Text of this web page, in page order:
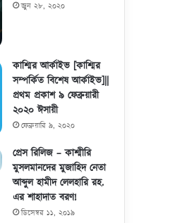
জুন ২৮, ২০২০
কাশ্মির আর্কাইভ [কাশ্মির
সম্পর্কিত বিশেষ আর্কাইভ]||
প্রথম প্রকাশ ৯ ফেব্রুয়ারী
২০২০ ঈসায়ী
ফেব্রুয়ারি ৯, ২০২০
প্রেস রিলিজ – কাশ্মীরি
মুসলমানদের মুজাহিদ নেতা
আব্দুল হামীদ লেলহারি রহ.
এর শাহাদাত বরণ!
ডিসেম্বর ১১, ২০১৯